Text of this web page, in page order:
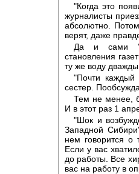
"Когда это
журналисты
абсолютно.
верят, даже
Да и сами
становления
ту же воду
"Почти каждый
сестер.
Тем не менее,
И в этот раз 1
"Шок и
Западной
нем говорится о
Если у вас
до работы. Все
вас на работу в